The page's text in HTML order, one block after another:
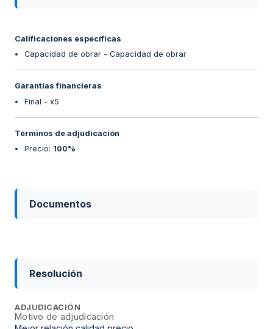
Calificaciones específicas
Capacidad de obrar - Capacidad de obrar
Garantías financieras
Final - x5
Términos de adjudicación
Precio: 100%
Documentos
Resolución
ADJUDICACIÓN
Motivo de adjudicación